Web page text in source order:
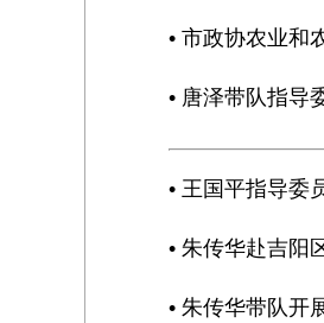
• 市政协农业和
• 唐泽带队指导
• 王国平指导委
• 朱传华赴吉阳
• 朱传华带队开